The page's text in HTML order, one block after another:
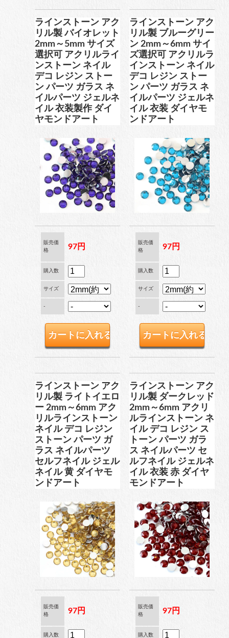
ラインストーン アク
リル製 バイオレット
2mm～5mm サイズ
選択可 アクリルライ
ンストーン ネイル
デコ レジン ストー
ン パーツ ガラス ネ
イルパーツ ジェルネ
イル 衣装製作 ダイ
ヤモンドアート
販売価
格
97円
購入数
サイズ
-
ラインストーン アク
リル製 ブルーグリー
ン 2mm～6mm サイ
ズ選択可 アクリルラ
インストーン ネイル
デコ レジン ストー
ン パーツ ガラス ネ
イルパーツ ジェルネ
イル 衣装 ダイヤモ
ンドアート
販売価
格
97円
購入数
サイズ
-
ラインストーン アク
リル製 ライトイエロ
ー 2mm～6mm アク
リルラインストーン
ネイル デコ レジン
ストーン パーツ ガ
ラス ネイルパーツ
セルフネイル ジェル
ネイル 黄 ダイヤモ
ンドアート
販売価
格
97円
購入数
ラインストーン アク
リル製 ダークレッド
2mm～6mm アクリ
ルラインストーン ネ
イル デコ レジン ス
トーン パーツ ガラ
ス ネイルパーツ セ
ルフネイル ジェルネ
イル 衣装 赤 ダイヤ
モンドアート
販売価
格
97円
購入数